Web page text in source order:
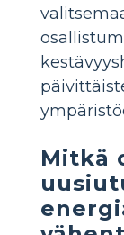
Mitkä